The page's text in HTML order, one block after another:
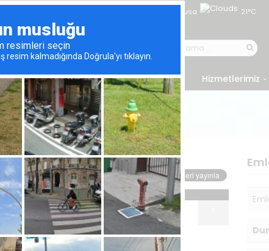
Gazimağusa 21°C
Satın Alma Rehberi Online Randevu Hizmetlerimiz